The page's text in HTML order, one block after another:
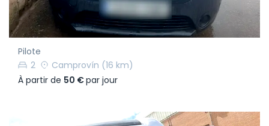
Pilote
2
Camprovín (16 km)
À partir de 50 €par jour